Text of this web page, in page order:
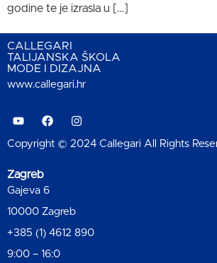
godine te je izrasla u […]
CALLEGARI
TALIJANSKA ŠKOLA
MODE I DIZAJNA
www.callegari.hr
Copyright © 2024 Callegari All Rights
Zagreb
Gajeva 6
10000 Zagreb
+385 (1) 4612 890
9:00 – 16:0